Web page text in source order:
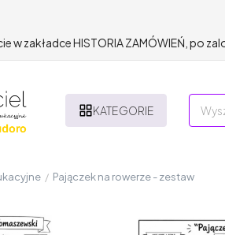
w zakładce HISTORIA ZAMÓWIEŃ, po
KATEGORIE
/ Pajączek na rowerze - zestaw